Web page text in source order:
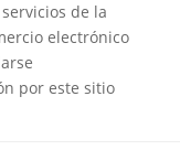
de la
electrónico
por este sitio